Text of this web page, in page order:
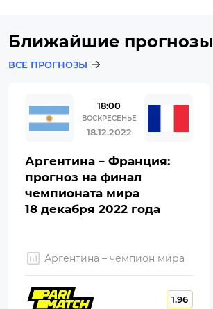
Ближайшие прогнозы
ВСЕ ПРОГНОЗЫ
18:00
ВОСКРЕСЕНЬЕ
18.12.2022
Аргентина – Франция:
прогноз на финал
чемпионата мира
18 декабря 2022 года
Аргентина – чемпион мира
1.96